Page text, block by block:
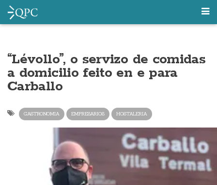
“Lévollo”, o servizo de comidas
a domicilio feito en e para
Carballo
GASTRONOMIA EMPRESARIOS HOSTALERIA